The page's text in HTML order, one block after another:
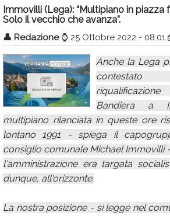
Sport
Info Utili
Rubriche
Calendario
Annunci
Immovilli (Lega): “Multipiano in piazza
Solo il vecchio che avanza”.
👤 Redazione ⌚ 25 Ottobre 2022 - 08:01
Anche la Lega
Bandiera a
multipiano rilanciata in queste ore
lontano 1991 - spiega il
consiglio comunale Michael Immovilli
l'amministrazione era targata
dunque, all'orizzonte.
La nostra posizione - si legge nel